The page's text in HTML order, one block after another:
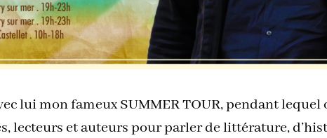
lui mon fameux SUMMER TOUR, pendant
lecteurs et auteurs pour parler de littérature,